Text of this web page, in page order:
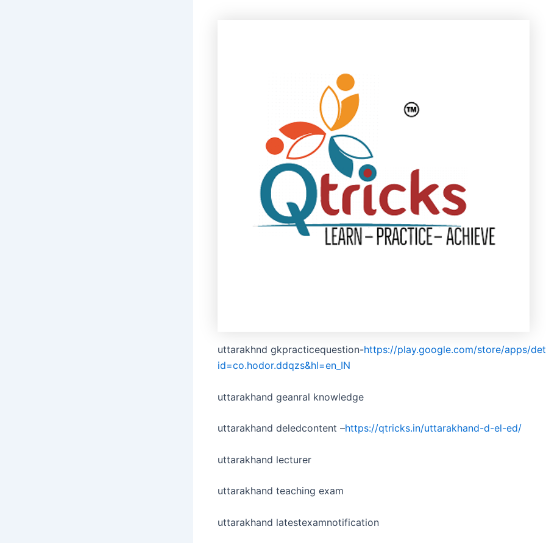
uttarakhnd gkpracticequestion-https://play.google.com/store/apps/
id=co.hodor.ddqzs&hl=en_IN
uttarakhand geanral knowledge
uttarakhand deledcontent –https://qtricks.in/uttarakhand-d-el-ed/
uttarakhand lecturer
uttarakhand teaching exam
uttarakhand latestexamnotification